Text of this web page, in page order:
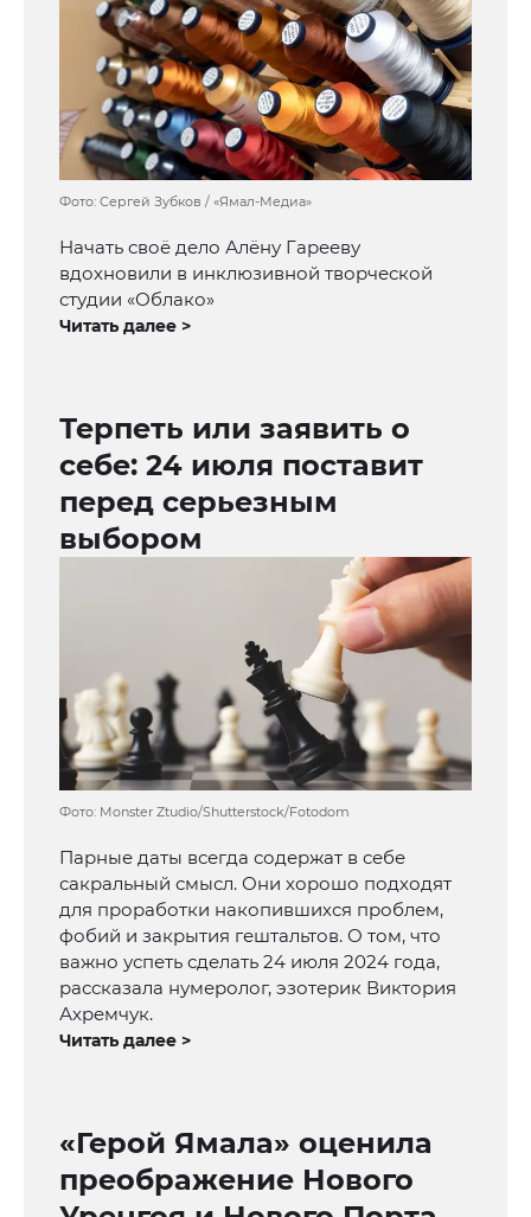
Фото: Сергей Зубков / «Ямал-Медиа»
Начать своё дело Алёну Гарееву
вдохновили в инклюзивной творческой
студии «Облако»
Читать далее >
Терпеть или заявить о
себе: 24 июля поставит
перед серьезным
выбором
Фото: Monster Ztudio/Shutterstock/Fotodom
Парные даты всегда содержат в себе
сакральный смысл. Они хорошо подходят
для проработки накопившихся проблем,
фобий и закрытия гештальтов. О том, что
важно успеть сделать 24 июля 2024 года,
рассказала нумеролог, эзотерик Виктория
Ахремчук.
Читать далее >
«Герой Ямала» оценила
преображение Нового